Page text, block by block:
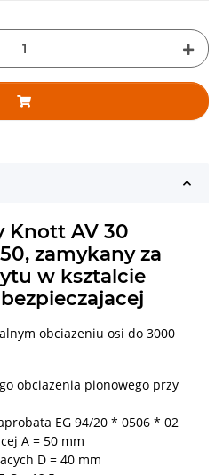
Knott AV 30
zamykany za
w ksztalcie
obciazeniu osi do 3000
obciazenia pionowego przy
EG 94/20 * 0506 * 02
A = 50 mm
D = 40 mm